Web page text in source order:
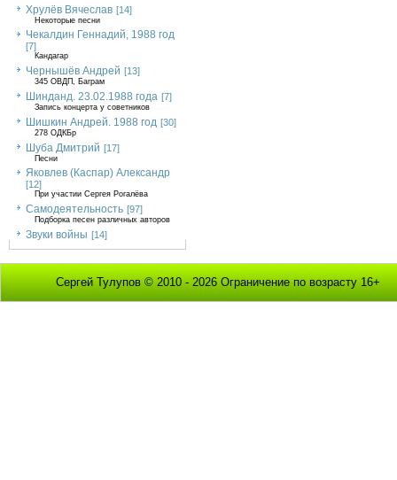
Хрулёв Вячеслав [14]
Некоторые песни
Чекалдин Геннадий, 1988 год
[7]
Кандагар
Чернышёв Андрей [13]
345 ОВДП, Баграм
Шинданд. 23.02.1988 года [7]
Запись концерта у советников
Шишкин Андрей. 1988 год [30]
278 ОДКБр
Шуба Дмитрий [17]
Песни
Яковлев (Каспар) Александр
[12]
При участии Сергея Рогалёва
Самодеятельность [97]
Подборка песен различных авторов
Звуки войны [14]
Сергей Тулупов © 2010 - 2026 Ограничение по возрасту 16+